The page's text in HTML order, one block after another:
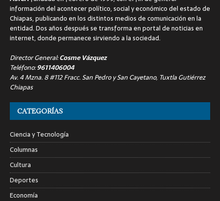
información del acontecer político, social y económico del estado de
Chiapas, publicando en los distintos medios de comunicación en la
entidad. Dos años después se transforma en portal de noticias en
internet, donde permanece sirviendo a la sociedad.
Director General:Cosme Vázquez
Teléfono:9611406004
Av. 4 Mzna. 8 #112 Fracc. San Pedro y San Cayetano, Tuxtla Gutiérrez
Chiapas
CATEGORÍAS
Ciencia y Tecnología
Columnas
Cultura
Deportes
Economía